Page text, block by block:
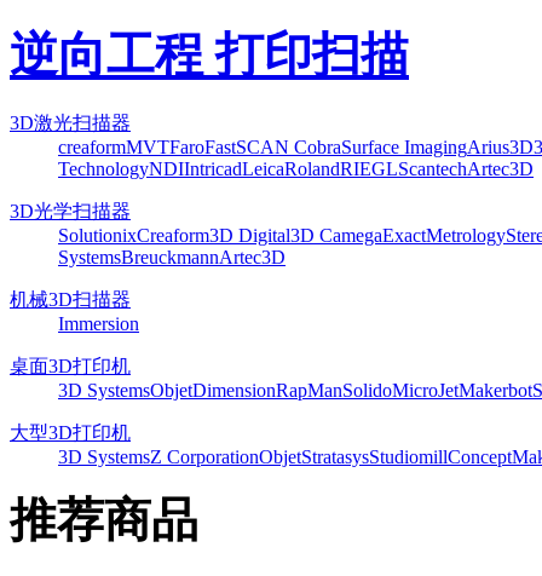
逆向工程 打印扫描
3D激光扫描器
creaformMVTFaroFastSCAN CobraSurface ImagingArius3D
TechnologyNDIIntricadLeicaRolandRIEGLScantechArtec3D
3D光学扫描器
SolutionixCreaform3D Digital3D CamegaExactMetrology
SystemsBreuckmannArtec3D
机械3D扫描器
Immersion
桌面3D打印机
3D SystemsObjetDimensionRapManSolidoMicroJetMakerbot
大型3D打印机
3D SystemsZ CorporationObjetStratasysStudiomillConcept
推荐商品